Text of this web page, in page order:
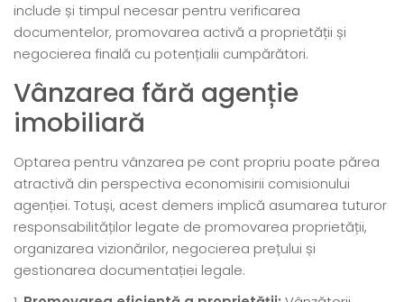
include și timpul necesar pentru verificarea
documentelor, promovarea activă a proprietății și
negocierea finală cu potențialii cumpărători.
Vânzarea fără agenție
imobiliară
Optarea pentru vânzarea pe cont propriu poate părea
atractivă din perspectiva economisirii comisionului
agenției. Totuși, acest demers implică asumarea tuturor
responsabilităților legate de promovarea proprietății,
organizarea vizionărilor, negocierea prețului și
gestionarea documentației legale.